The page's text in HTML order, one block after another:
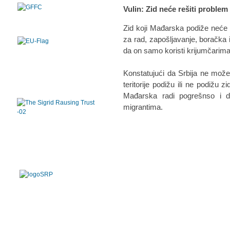
Vulin: Zid neće rešiti problem
Zid koji Mađarska podiže
za rad, zapošljavanje, boračka
da on samo koristi
Konstatujući da Srbija ne
teritorije podižu ili ne podižu
Mađarska radi pogrešnso i
migrantima.